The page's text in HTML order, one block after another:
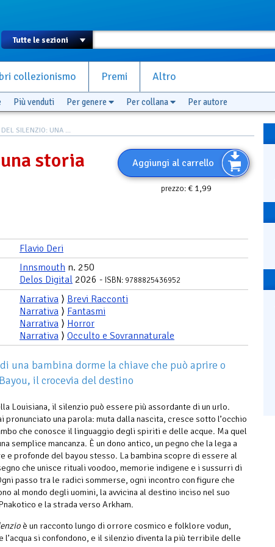
collezionismo Premi Altro
Più venduti Per genere Per collana Per autore
SILENZIO: UNA ...
Aggiungi al carrello
prezzo:€ 1,99
storia
Flavio Deri
Innsmouth n. 250
Delos Digital 2026 - ISBN: 9788825436952
Narrativa ⟩ Brevi Racconti
Narrativa ⟩ Fantasmi
Narrativa ⟩ Horror
Narrativa ⟩ Occulto e Sovrannaturale
una bambina dorme la chiave che può aprire o
il crocevia del destino
Louisiana, il silenzio può essere più assordante di un urlo.
pronunciato una parola: muta dalla nascita, cresce sotto l’occhio
che conosce il linguaggio degli spiriti e delle acque. Ma quel
semplice mancanza. È un dono antico, un pegno che la lega a
e profonde del bayou stesso. La bambina scopre di essere al
che unisce rituali voodoo, memorie indigene e i sussurri di
passo tra le radici sommerse, ogni incontro con figure che
al mondo degli uomini, la avvicina al destino inciso nel suo
e la strada verso Arkham.
è un racconto lungo di orrore cosmico e folklore vodun,
l’acqua si confondono, e il silenzio diventa la più terribile delle